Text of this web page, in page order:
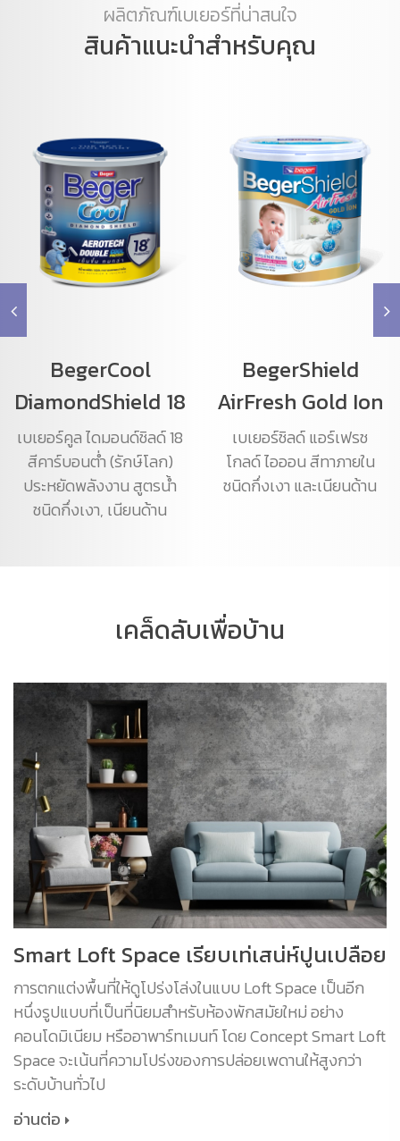
ผลิตภัณฑ์เบเยอร์ที่น่าสนใจ
สินค้าแนะนำสำหรับคุณ
BegerCool
DiamondShield 18
เบเยอร์คูล ไดมอนด์ชิลด์ 18
สีคาร์บอนต่ำ (รักษ์โลก)
ประหยัดพลังงาน สูตรน้ำ
ชนิดกึ่งเงา, เนียนด้าน
BegerShield
AirFresh Gold Ion
เบเยอร์ชิลด์ แอร์เฟรช
โกลด์ ไอออน สีทาภายใน
ชนิดกึ่งเงา และเนียนด้าน
เคล็ดลับเพื่อบ้าน
Smart Loft Space เรียบเท่เสน่ห์ปูนเปลือย
การตกแต่งพื้นที่ให้ดูโปร่งโล่งในแบบ Loft Space เป็นอีก
หนึ่งรูปแบบที่เป็นที่นิยมสำหรับห้องพักสมัยใหม่ อย่าง
คอนโดมิเนียม หรืออาพาร์ทเมนท์ โดย Concept Smart Loft
Space จะเน้นที่ความโปร่งของการปล่อยเพดานให้สูงกว่า
ระดับบ้านทั่วไป
อ่านต่อ